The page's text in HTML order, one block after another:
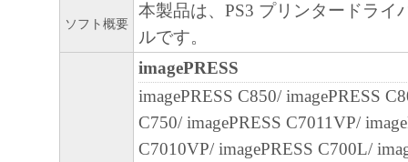
３．著作権表示
お客様は、「本ソフトウェア」に含まれる
キヤノンのライセンサーの著作権表示を変
しくは削除してはなりません。
４．所有権
ソフト概要
本製品は、PS3 プリンタードライ
ルです。
imagePRESS
imagePRESS C850/ imagePRESS
C750/ imagePRESS C7011VP/
C7010VP/ imagePRESS C700L/